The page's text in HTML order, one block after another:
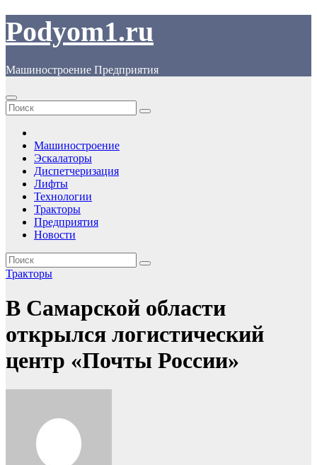
Перейти
содержимому
Podyom1.ru
Машиностроение Предприятия
Машиностроение
Эскалаторы
Диспетчеризация
Лифты
Технологии
Тракторы
Предприятия
Новости
Тракторы
В Самарской области
открылся логистический
центр «Почты России»